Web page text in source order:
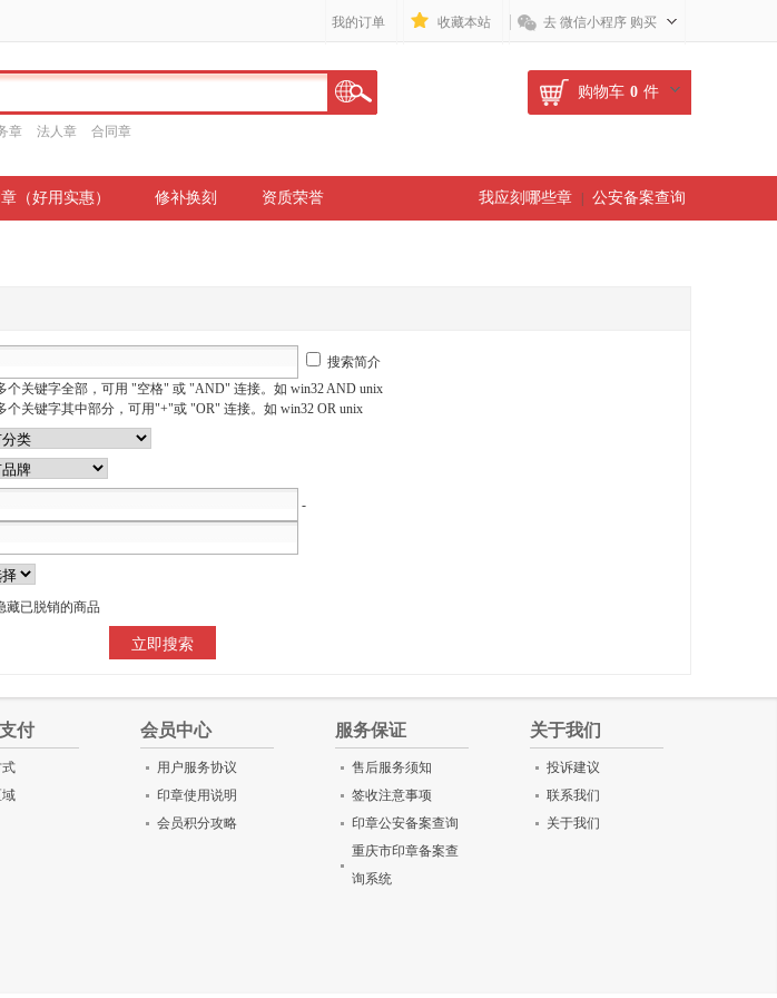
我的订单 收藏本站 去 微信小程序 购买
章 法人章 合同章
购物车 0 件
（好用实惠） 修补换刻 资质荣誉 我应刻哪些章 公安备案查询
搜索简介
个关键字全部，可用 "空格" 或 "AND" 连接。如 win32 AND unix
个关键字其中部分，可用"+"或 "OR" 连接。如 win32 OR unix
-
藏已脱销的商品
付
域
会员中心
用户服务协议
印章使用说明
会员积分攻略
服务保证
售后服务须知
签收注意事项
印章公安备案查询
重庆市印章备案查
询系统
关于我们
投诉建议
联系我们
关于我们